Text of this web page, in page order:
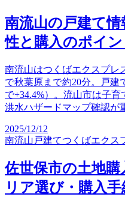
南流山の戸建て
性と購入のポイン
南流山はつくばエクスプレ
で秋葉原まで約20分。戸建
で+34.4%）。流山市は子育
洪水ハザードマップ確認が
2025/12/12
南流山戸建てつくばエクス
佐世保市の土地
リア選び・購入